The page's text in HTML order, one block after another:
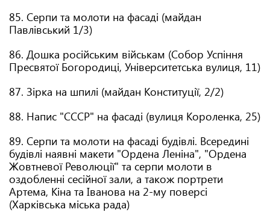
85. Серпи та молоти на фасаді (майдан
Павлівський 1/3)
86. Дошка російським військам (Собор Успіння
Пресвятої Богородиці, Університетська вулиця, 11)
87. Зірка на шпилі (майдан Конституції, 2/2)
88. Напис "СССР" на фасаді (вулиця Короленка, 25)
89. Серпи та молоти на фасаді будівлі. Всередині
будівлі наявні макети "Ордена Леніна", "Ордена
Жовтневої Революції" та серпи молоти в
оздобленні сесійної зали, а також портрети
Артема, Кіна та Іванова на 2-му поверсі
(Харківська міська рада)